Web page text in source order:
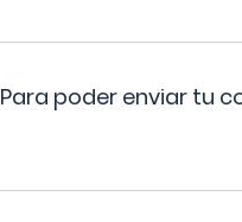
Para poder enviar tu